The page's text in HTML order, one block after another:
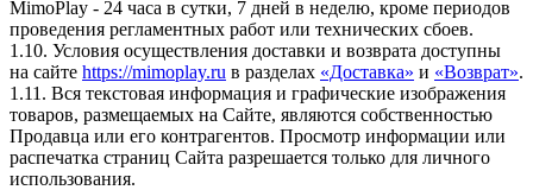
MimoPlay - 24 часа в сутки, 7 дней в неделю, кроме периодов
проведения регламентных работ или технических сбоев.
1.10. Условия осуществления доставки и возврата доступны
на сайте https://mimoplay.ru в разделах «Доставка» и «Возврат».
1.11. Вся текстовая информация и графические изображения
товаров, размещаемых на Сайте, являются собственностью
Продавца или его контрагентов. Просмотр информации или
распечатка страниц Сайта разрешается только для личного
использования.